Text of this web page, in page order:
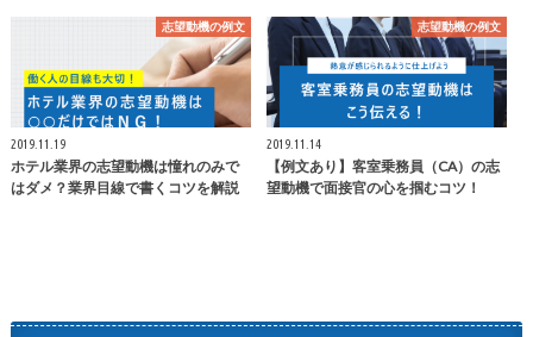
志望動機の例文
2019.11.19
ホテル業界の志望動機は憧れのみで
はダメ？業界目線で書くコツを解説
志望動機の例文
2019.11.14
【例文あり】客室乗務員（CA）の志
望動機で面接官の心を掴むコツ！